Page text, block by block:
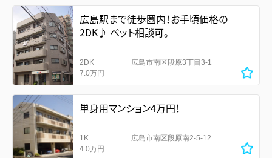
広島駅まで徒歩圏内！お手頃価格の
2DK♪ ペット相談可。
2DK
7.0万円
広島市南区段原3丁目3-1
単身用マンション4万円！
1K
4.0万円
広島市南区段原南2-5-12